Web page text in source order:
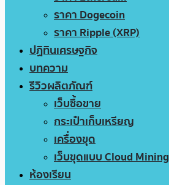
ราคา Dogecoin
ราคา Ripple (XRP)
ปฏิทินเศรษฐกิจ
บทความ
รีวิวผลิตภัณฑ์
เว็บซื้อขาย
กระเป๋าเก็บเหรียญ
เครื่องขุด
เว็บขุดแบบ Cloud Mining
ห้องเรียน